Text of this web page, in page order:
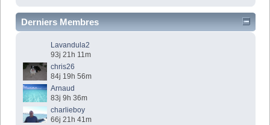
Derniers Membres
Lavandula2
93j 21h 11m
chris26
84j 19h 56m
Arnaud
83j 9h 36m
charlieboy
66j 21h 41m